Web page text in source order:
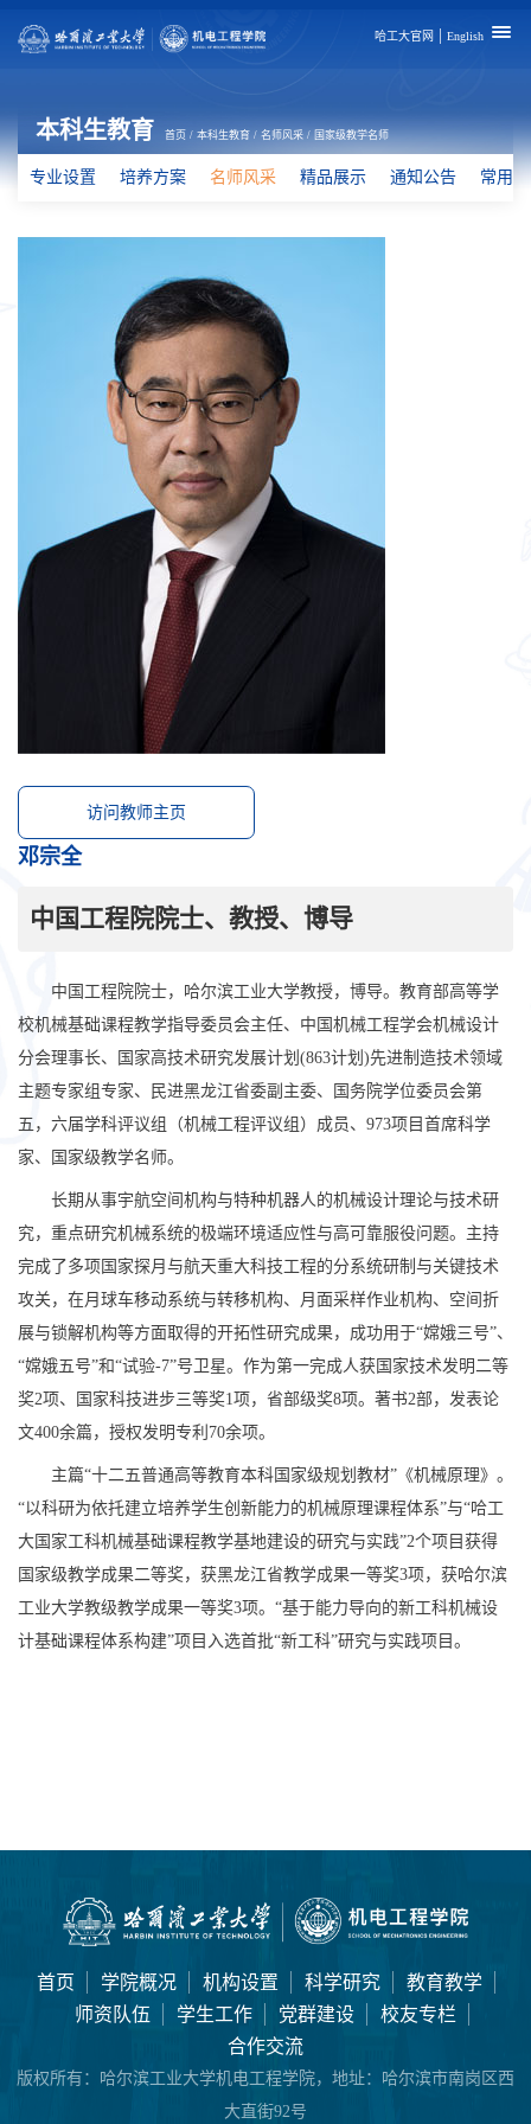
哈工大官网 English
本科生教育 首页 / 本科生教育 / 名师风采 / 国家级教学名师
专业设置 培养方案 名师风采 精品展示 通知公告 常用
访问教师主页
邓宗全
中国工程院院士、教授、博导
中国工程院院士，哈尔滨工业大学教授，博导。教育部高等学
校机械基础课程教学指导委员会主任、中国机械工程学会机械设计
分会理事长、国家高技术研究发展计划(863计划)先进制造技术领域
主题专家组专家、民进黑龙江省委副主委、国务院学位委员会第
五，六届学科评议组（机械工程评议组）成员、973项目首席科学
家、国家级教学名师。
长期从事宇航空间机构与特种机器人的机械设计理论与技术研
究，重点研究机械系统的极端环境适应性与高可靠服役问题。主持
完成了多项国家探月与航天重大科技工程的分系统研制与关键技术
攻关，在月球车移动系统与转移机构、月面采样作业机构、空间折
展与锁解机构等方面取得的开拓性研究成果，成功用于“嫦娥三号”、
“嫦娥五号”和“试验-7”号卫星。作为第一完成人获国家技术发明二等
奖2项、国家科技进步三等奖1项，省部级奖8项。著书2部，发表论
文400余篇，授权发明专利70余项。
主篇“十二五普通高等教育本科国家级规划教材”《机械原理》。
“以科研为依托建立培养学生创新能力的机械原理课程体系”与“哈工
大国家工科机械基础课程教学基地建设的研究与实践”2个项目获得
国家级教学成果二等奖，获黑龙江省教学成果一等奖3项，获哈尔滨
工业大学教级教学成果一等奖3项。“基于能力导向的新工科机械设
计基础课程体系构建”项目入选首批“新工科”研究与实践项目。
首页 学院概况 机构设置 科学研究
教育教学
师资队伍
学生工作 党群建设
校友专栏
合作交流
版权所有： 哈尔滨工业大学机电工程学院，地址：哈尔滨市南岗区西
大直街92号